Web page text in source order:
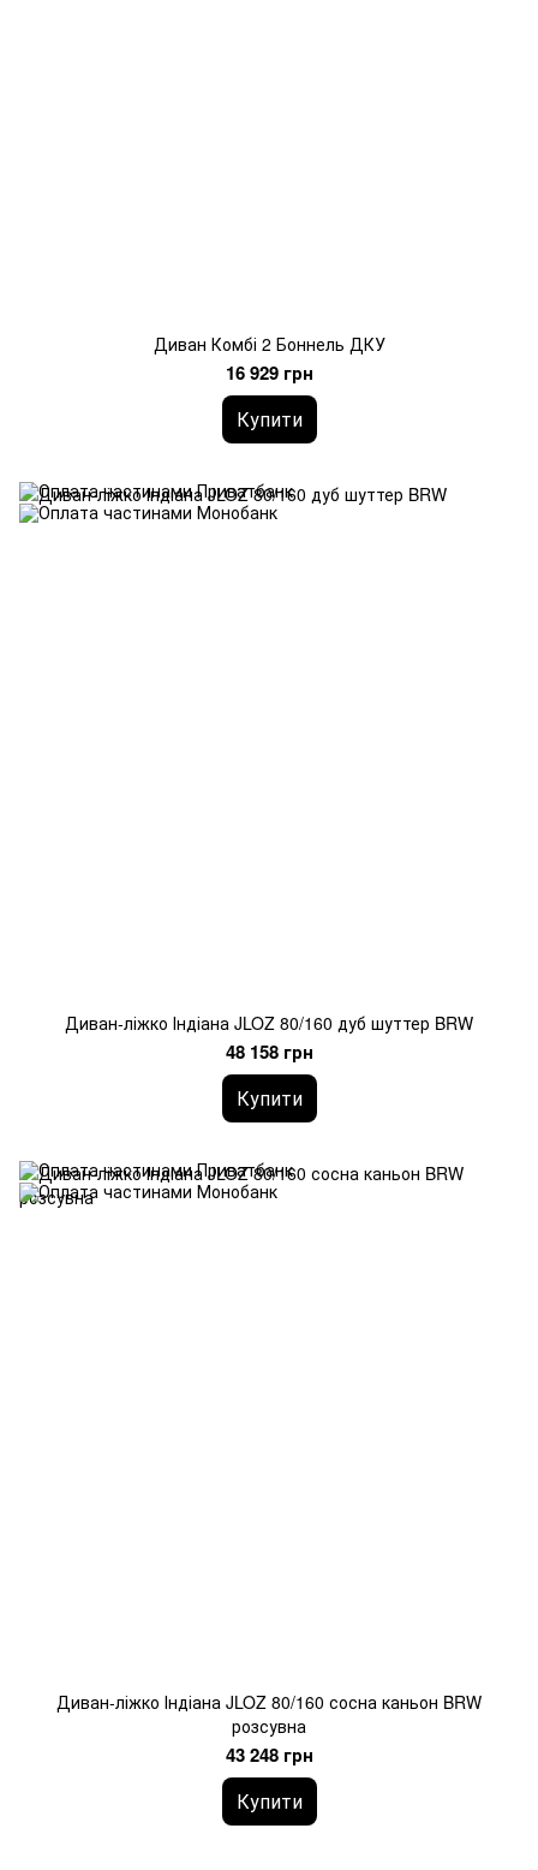
Диван Комбі 2 Боннель ДКУ
16 929 грн
Купити
Диван-ліжко Індіана JLOZ 80/160 дуб шуттер BRW
48 158 грн
Купити
Диван-ліжко Індіана JLOZ 80/160 сосна каньон BRW
розсувна
43 248 грн
Купити